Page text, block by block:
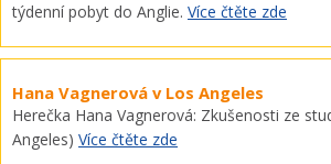
týdenní pobyt do Anglie. Více čtěte zde
Hana Vagnerová v Los Angeles
Herečka Hana Vagnerová: Zkušenosti ze
Angeles) Více čtěte zde